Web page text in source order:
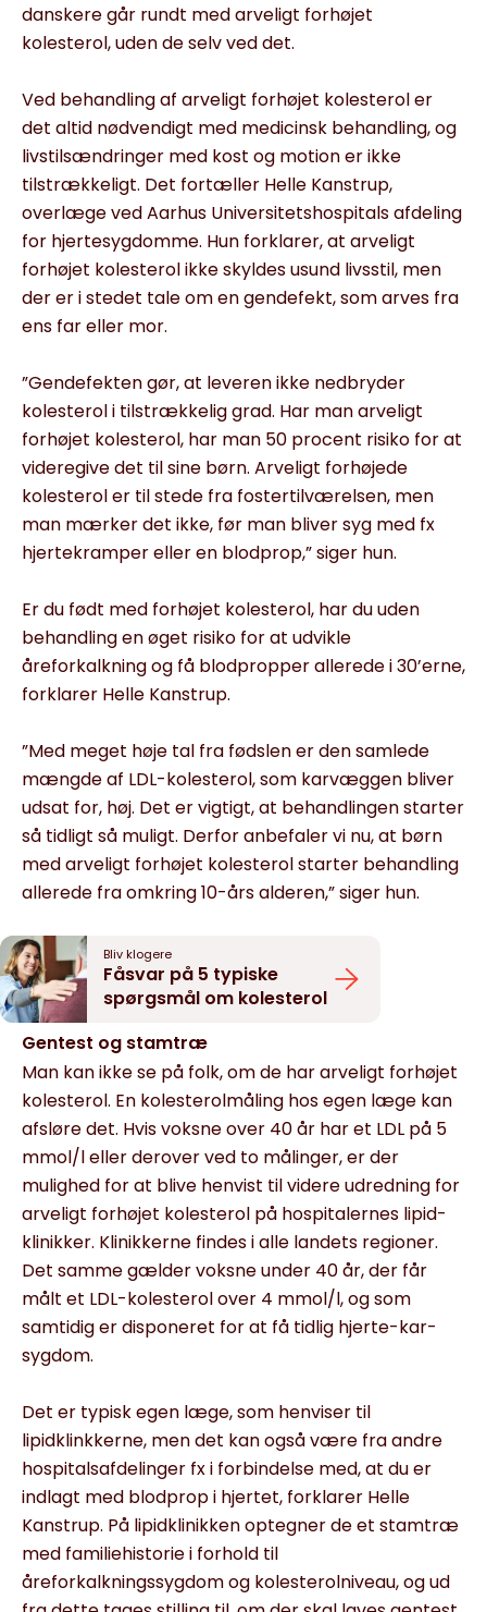
danskere går rundt med arveligt forhøjet
kolesterol, uden de selv ved det.
Ved behandling af arveligt forhøjet kolesterol er
det altid nødvendigt med medicinsk behandling, og
livstilsændringer med kost og motion er ikke
tilstrækkeligt. Det fortæller Helle Kanstrup,
overlæge ved Aarhus Universitetshospitals afdeling
for hjertesygdomme. Hun forklarer, at arveligt
forhøjet kolesterol ikke skyldes usund livsstil, men
der er i stedet tale om en gendefekt, som arves fra
ens far eller mor.
”Gendefekten gør, at leveren ikke nedbryder
kolesterol i til­strækkelig grad. Har man arveligt
forhøjet kolesterol, har man 50 procent risiko for at
videregive det til sine børn. Arveligt forhøjede
kolesterol er til stede fra fostertilværelsen, men
man mærker det ikke, før man bliver syg med fx
hjertekram­per eller en blodprop,” siger hun.
Er du født med forhøjet kolesterol, har du uden
behand­ling en øget risiko for at udvikle
åreforkalkning og få blodprop­per allerede i 30’erne,
forklarer Helle Kanstrup.
”Med meget høje tal fra fødslen er den samlede
mængde af LDL-kolesterol, som karvæggen bliver
udsat for, høj. Det er vigtigt, at behandlingen starter
så tidligt så muligt. Derfor anbefaler vi nu, at børn
med arveligt forhøjet kolesterol starter behandling
allerede fra omkring 10-års alderen,” siger hun.
Bliv klogere
Fåsvar på 5 typiske
spørgsmål om kolesterol
Gentest og stamtræ
Man kan ikke se på folk, om de har arveligt forhøjet
koleste­rol. En kolesterolmåling hos egen læge kan
afsløre det. Hvis voksne over 40 år har et LDL på 5
mmol/l eller derover ved to målinger, er der
mulighed for at blive henvist til videre udred­ning for
arveligt forhøjet kolesterol på hospitalernes lipid-
klinikker. Klinikkerne findes i alle landets regioner.
Det samme gælder voksne under 40 år, der får
målt et LDL-kolesterol over 4 mmol/l, og som
samtidig er disponeret for at få tidlig hjerte-kar-
sygdom.
Det er typisk egen læge, som henviser til
lipidklinkkerne, men det kan også være fra andre
hospitalsafdelinger fx i for­bindelse med, at du er
indlagt med blodprop i hjertet, forklarer Helle
Kanstrup. På lipidklinikken optegner de et stamtræ
med familiehistorie i forhold til
åreforkalkningssygdom og koleste­rolniveau, og ud